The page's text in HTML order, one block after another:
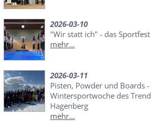
2026-03-10
"Wir statt ich" - das
mehr...
2026-03-11
Pisten, Powder und Boards
Wintersportwoche des
Hagenberg
mehr...